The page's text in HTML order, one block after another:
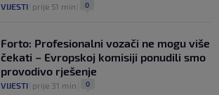
VIJESTI prije 51 min 0
Forto: Profesionalni vozači ne mogu više
čekati – Evropskoj komisiji ponudili smo
provodivo rješenje
VIJESTI prije 31 min 0